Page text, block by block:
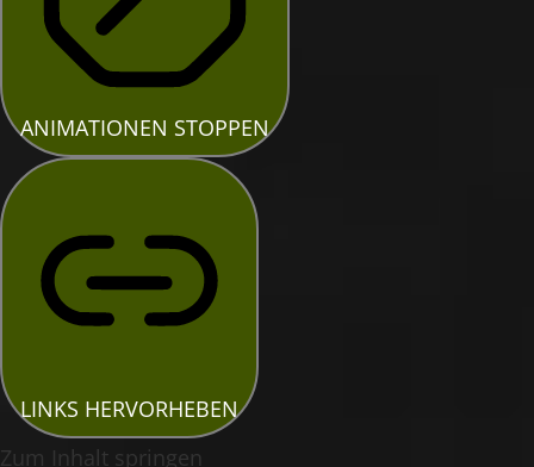
ANIMATIONEN STOPPEN
LINKS HERVORHEBEN
Zum Inhalt springen